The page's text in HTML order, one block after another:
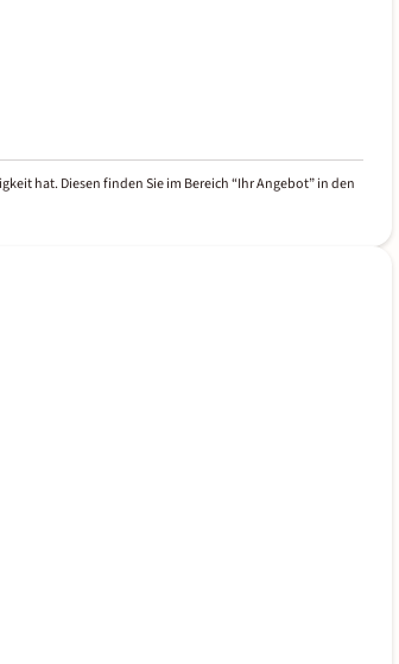
hat. Diesen finden Sie im Bereich “Ihr Angebot” in den